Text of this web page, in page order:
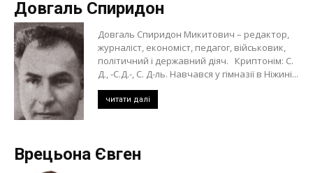
Довгаль Спиридон
Довгаль Спиридон Микитович – редактор,
журналіст, економіст, педагог, військовик,
політичний і державний діяч. Криптонім: С.
Д., -С.Д.-, С. Д-ль. Навчався у гімназії в Ніжині...
читати далі
Врецьона Євген